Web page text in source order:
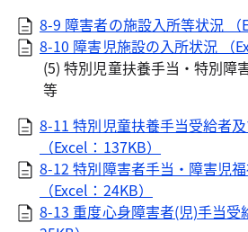
8-9 障害者の施設入所等状況 （
8-10 障害児施設の入所状況 （
(5) 特別児童扶養手当・特別障
等
8-11 特別児童扶養手当受給者
（Excel：137KB）
8-12 特別障害者手当・障害児
（Excel：24KB）
8-13 重度心身障害者(児)手当受